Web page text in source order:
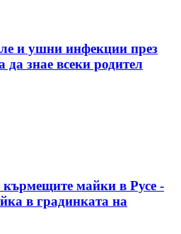
и ушни инфекции през
да знае всеки родител
майки в Русе -
в градинката на